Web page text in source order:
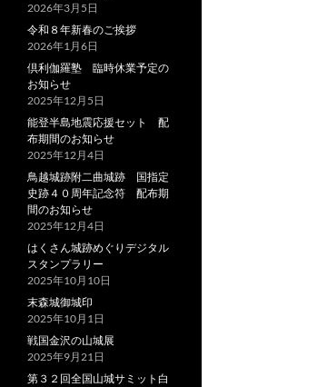
2026年3月5日
令和８年新春のご挨拶
2026年1月6日
倶利伽羅塾 臨時休業予定の
お知らせ
2025年12月5日
能登半島地震応援セット 配
布期間のお知らせ
2025年12月4日
鳥越城跡附二曲城跡 国指定
史跡４０周年記念符 配布期
間のお知らせ
2025年12月4日
はくさん城跡めぐりデジタル
スタンプラリー
2025年10月10日
末森城御城印
2025年10月1日
戦国金沢の山城展
2025年9月21日
第３２回全国山城サミット白